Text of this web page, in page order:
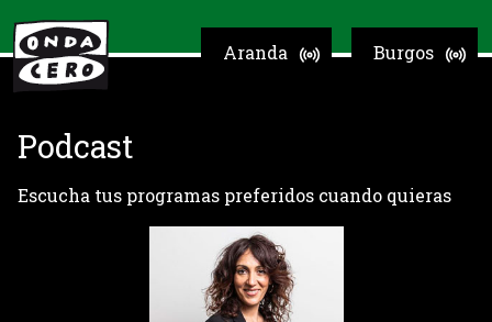
Burgos
Aranda
Podcast
Escucha tus programas preferidos cuando quieras